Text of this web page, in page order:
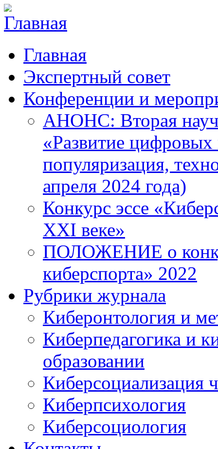
Главная
Экспертный совет
Конференции и
АНОНС: Вторая
«Развитие цифровых
популяризация,
апреля 2024 года)
Конкурс эссе
XXI веке»
ПОЛОЖЕНИЕ о
киберспорта» 2022
Рубрики журнала
Киберонтология и
Киберпедагогика и
образовании
Киберсоциализация
Киберпсихология
Киберсоциология